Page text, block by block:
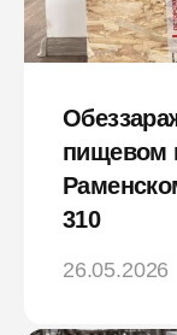
пищевом
310
26.05.2026